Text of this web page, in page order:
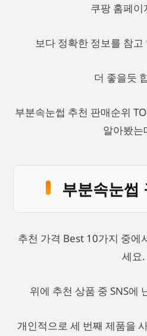
쿠팡 홈페이
보다 정확한 정보를 참
더 좋을듯
부분속눈썹 추천 판매순위
알아봤는
부분속눈썹
추천 가격 Best 10가지 중에
세요.
위에 추천 상품 중 SNS에
개인적으로 세 번째 제품을